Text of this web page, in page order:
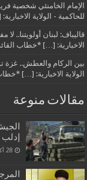
الإمام الخامنئي شخصية
للحاكمية - الولاية
قاليباف: لبنان أولويتنا..
الاخبارية: […] *خطاب
بين الركام والعطش.. غزة
الولاية الاخبارية: […]
مقالات منوعة
إدلب
28 أكتوبر,2018